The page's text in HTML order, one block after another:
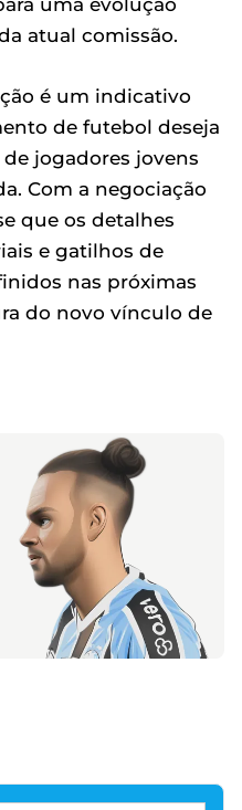
atual comissão.
é um indicativo
de futebol deseja
jogadores jovens
Com a negociação
que os detalhes
e gatilhos de
nas próximas
do novo vínculo de